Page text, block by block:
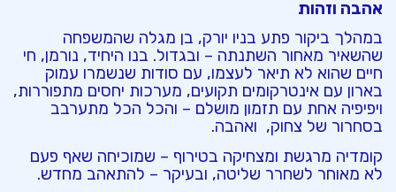
אהבה וזהות
במהלך ביקור פתע בניו יורק, בן מגלה שהמשפחה
שהשאיר מאחור השתנתה – ובגדול. בנו היחיד, נורמן, חי
חיים שהוא לא תיאר לעצמו, עם סודות שנשמרו עמוק
בארון עם אינטרקומים תקועים, מערכות יחסים מתפוררות,
ויפיפיה אחת עם תזמון מושלם – והכל הכל מתערבב
בסחרור של צחוק, ואהבה.
קומדיה מרגשת ומצחיקה בטירוף – שמוכיחה שאף פעם
לא מאוחר לשחרר שליטה, ובעיקר – להתאהב מחדש.